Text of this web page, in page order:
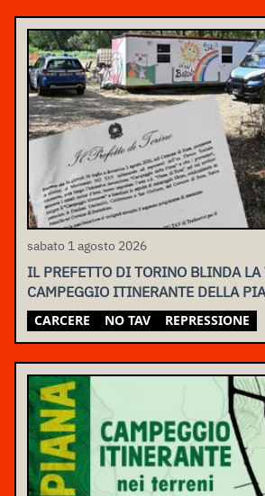
sabato 1 agosto 2026
IL PREFETTO DI TORINO BLINDA
CAMPEGGIO ITINERANTE DELLA
CARCERE NO TAV REPRESSIONE